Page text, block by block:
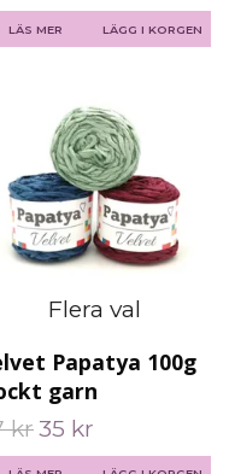
LÄS MER LÄGG I KORGEN
Flera val
Papatya 100g
garn
kr35 kr